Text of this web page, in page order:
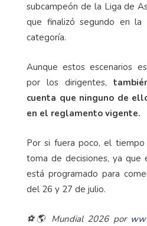
subcampeón de la Liga de
que finalizó segundo en
categoría.
Aunque estos escenarios
por los dirigentes,
cuenta que ninguno de
en el reglamento vigente.
Por si fuera poco, el
toma de decisiones, ya que
está programado para
del 26 y 27 de julio.
⚽🌎 Mundial 2026 por